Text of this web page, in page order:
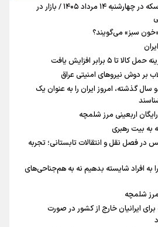
پیش‌بینی قیمت دلار، طلا و سکه در چهارشنبه ۱۴ مرداد ۱۴۰۵ / بازار در
سبز» می‌گویند؟
برابر افزایش یافت
بر دوش نیروهای امنیتی عراق
گذشته، امروز ایران را به عنوان یک
اربعینی مرز شلمچه
به بیت رهبری
در فصل نقل و انتقالات تابستانی؛ تجربه
افراد شایسته بدهیم نه به هم‌جناحی‌های
مرز شلمچه
ایرانیان خارج از کشور در صورت